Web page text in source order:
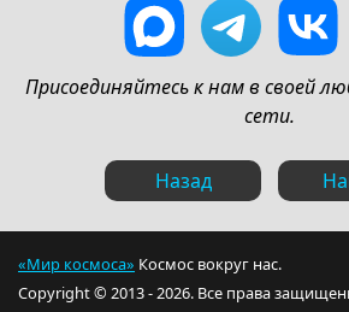
Присоединяйтесь к нам в своей
сети.
Назад
«Мир космоса» Космос вокруг нас.
Copyright © 2013 - 2026. Все права